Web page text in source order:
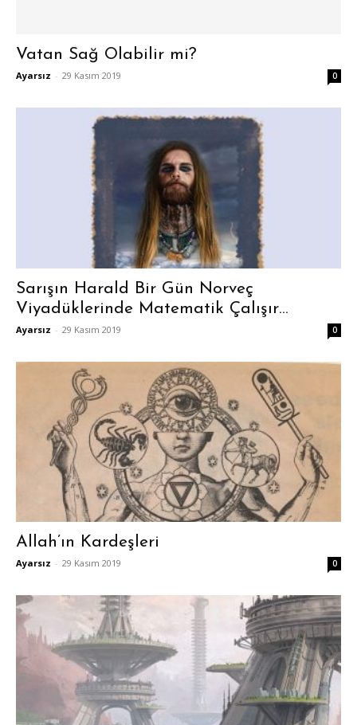
Vatan Sağ Olabilir mi?
Ayarsız - 29 Kasım 2019 0
Sarışın Harald Bir Gün Norveç
Viyadüklerinde Matematik Çalışır…
Ayarsız - 29 Kasım 2019 0
Allah’ın Kardeşleri
Ayarsız - 29 Kasım 2019 0